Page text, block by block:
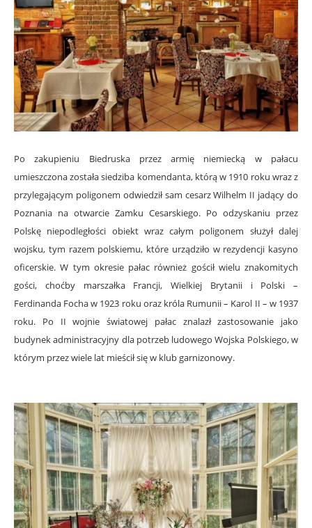
Po zakupieniu Biedruska przez armię niemiecką w pałacu
umieszczona została siedziba komendanta, którą w 1910 roku wraz z
przylegającym poligonem odwiedził sam cesarz Wilhelm II jadący do
Poznania na otwarcie Zamku Cesarskiego. Po odzyskaniu przez
Polskę niepodległości obiekt wraz całym poligonem służył dalej
wojsku, tym razem polskiemu, które urządziło w rezydencji kasyno
oficerskie. W tym okresie pałac również gościł wielu znakomitych
gości, choćby marszałka Francji, Wielkiej Brytanii i Polski –
Ferdinanda Focha w 1923 roku oraz króla Rumunii – Karol II – w 1937
roku. Po II wojnie światowej pałac znalazł zastosowanie jako
budynek administracyjny dla potrzeb ludowego Wojska Polskiego, w
którym przez wiele lat mieścił się w klub garnizonowy.